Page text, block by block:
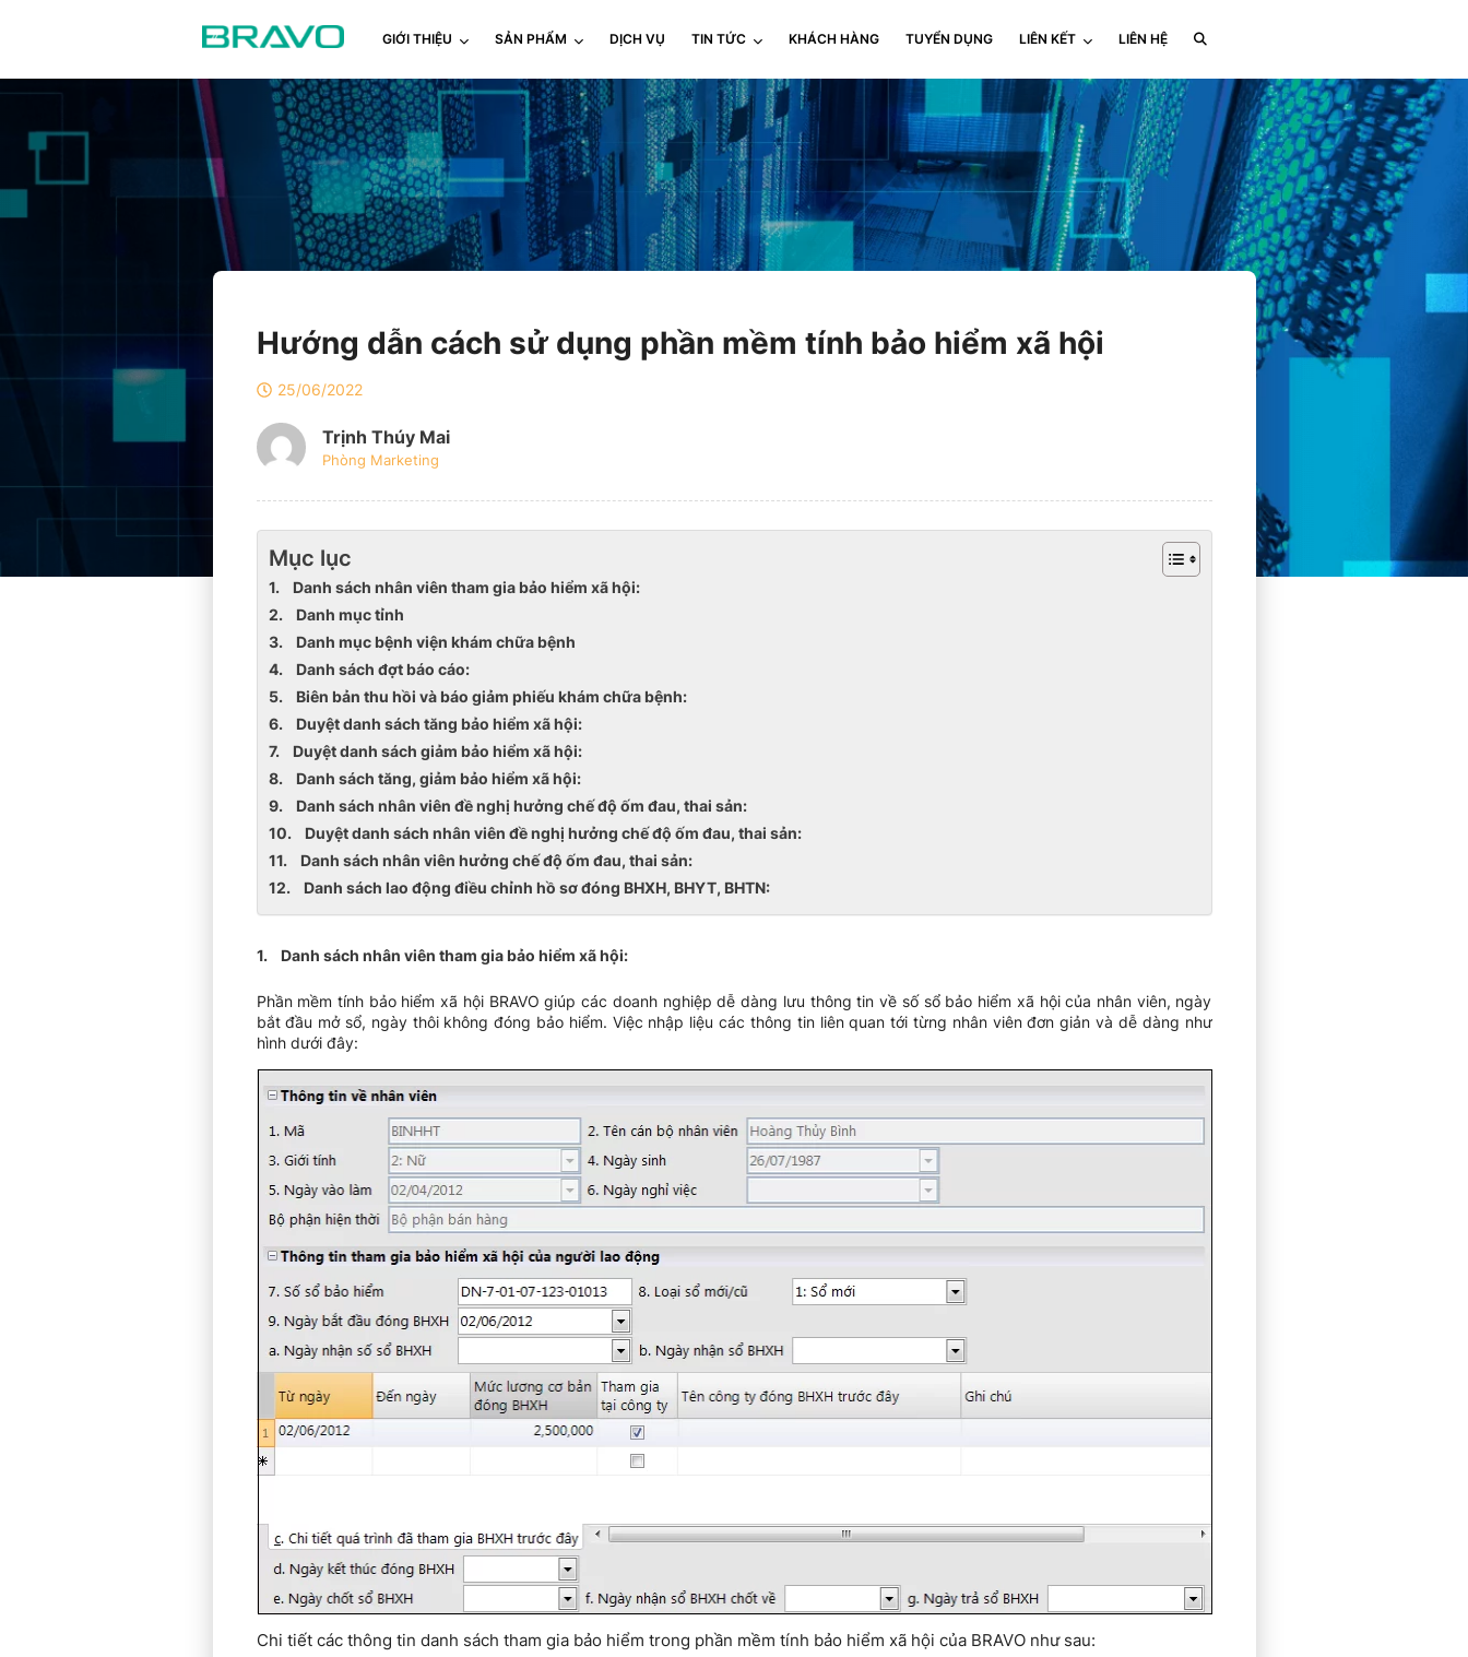
GIỚI THIỆU SẢN PHẨM DỊCH VỤ TIN TỨC KHÁCH HÀNG TUYỂN DỤNG LIÊN KẾT LIÊN HỆ
Hướng dẫn cách sử dụng phần mềm tính bảo hiểm xã hội
25/06/2022
Trịnh Thúy Mai
Phòng Marketing
Mục lục
1. Danh sách nhân viên tham gia bảo hiểm xã hội:
2. Danh mục tỉnh
3. Danh mục bệnh viện khám chữa bệnh
4. Danh sách đợt báo cáo:
5. Biên bản thu hồi và báo giảm phiếu khám chữa bệnh:
6. Duyệt danh sách tăng bảo hiểm xã hội:
7. Duyệt danh sách giảm bảo hiểm xã hội:
8. Danh sách tăng, giảm bảo hiểm xã hội:
9. Danh sách nhân viên đề nghị hưởng chế độ ốm đau, thai sản:
10. Duyệt danh sách nhân viên đề nghị hưởng chế độ ốm đau, thai sản:
11. Danh sách nhân viên hưởng chế độ ốm đau, thai sản:
12. Danh sách lao động điều chỉnh hồ sơ đóng BHXH, BHYT, BHTN:
1. Danh sách nhân viên tham gia bảo hiểm xã hội:
Phần mềm tính bảo hiểm xã hội BRAVO giúp các doanh nghiệp dễ dàng lưu thông tin về số sổ bảo hiểm xã hội của nhân viên, ngày
bắt đầu mở sổ, ngày thôi không đóng bảo hiểm. Việc nhập liệu các thông tin liên quan tới từng nhân viên đơn giản và dễ dàng như
hình dưới đây:
Chi tiết các thông tin danh sách tham gia bảo hiểm trong phần mềm tính bảo hiểm xã hội của BRAVO như sau: